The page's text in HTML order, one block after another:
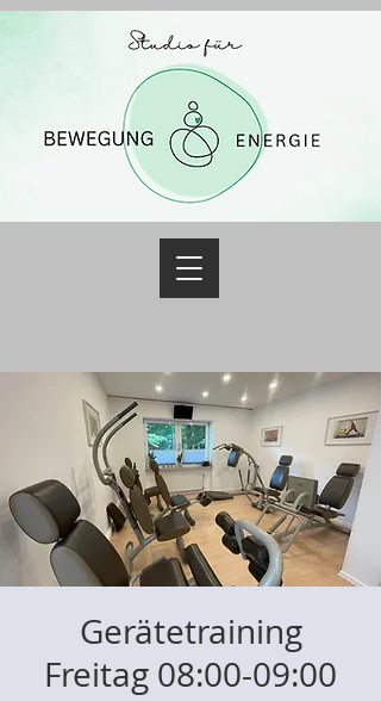
Gerätetraining
Freitag 08:00-09:00